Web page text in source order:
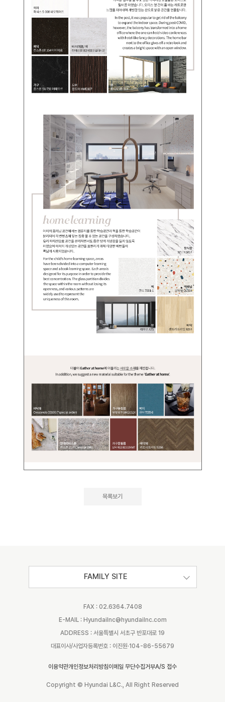
목록보기
FAMILY SITE
FAX : 02.6364.7408
E-MAIL : Hyundailnc@hyundailnc.com
ADDRESS : 서울특별시 서초구 반포대로 19
대표이사/사업자등록번호 : 이진원·104-86-55679
이용약관개인정보처리방침이메일 무단수집거부A/S 접수
Copyright © Hyundai L&C., All Right Reserved